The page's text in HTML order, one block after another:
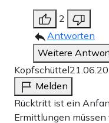
2
Antworten
Weitere
Kopfschüttel
Melden
Rücktritt ist ein
Ermittlungen müssen